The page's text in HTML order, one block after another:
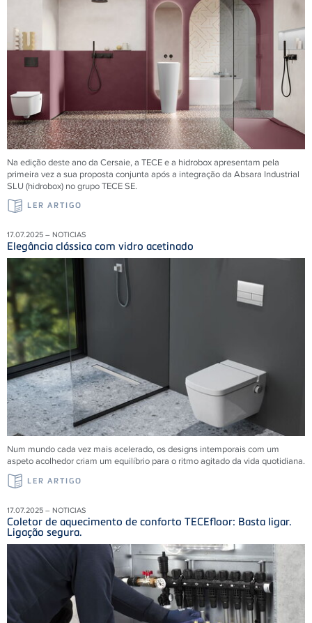
Na edição deste ano da Cersaie, a TECE e a hidrobox apresentam pela
primeira vez a sua proposta conjunta após a integração da Absara Industrial
SLU (hidrobox) no grupo TECE SE.
LER ARTIGO
17.07.2025 – NOTICIAS
Elegância clássica com vidro acetinado
Num mundo cada vez mais acelerado, os designs intemporais com um
aspeto acolhedor criam um equilíbrio para o ritmo agitado da vida quotidiana.
LER ARTIGO
17.07.2025 – NOTICIAS
Coletor de aquecimento de conforto TECEfloor: Basta ligar.
Ligação segura.